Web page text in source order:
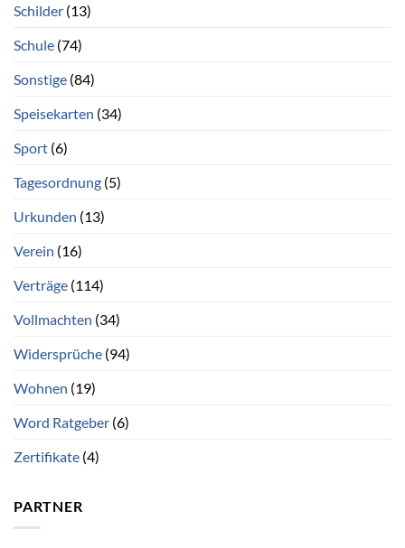
Schilder (13)
Schule (74)
Sonstige (84)
Speisekarten (34)
Sport (6)
Tagesordnung (5)
Urkunden (13)
Verein (16)
Verträge (114)
Vollmachten (34)
Widersprüche (94)
Wohnen (19)
Word Ratgeber (6)
Zertifikate (4)
PARTNER